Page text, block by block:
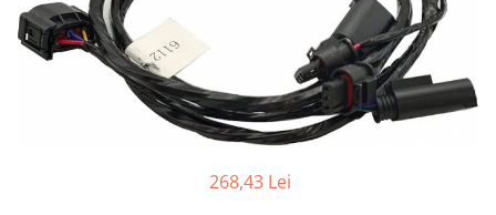
Rulment de presiune
Set ambreiaj
268,43 Lei